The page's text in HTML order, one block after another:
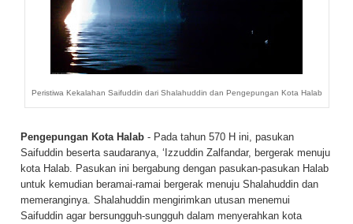
Peristiwa Kekalahan Saifuddin dari Shalahuddin dan Pengepungan Kota Halab
Pengepungan Kota Halab - Pada tahun 570 H ini, pasukan
Saifuddin beserta saudaranya, ‘Izzuddin Zalfandar, bergerak menuju
kota Halab. Pasukan ini bergabung dengan pasukan-pasukan Halab
untuk kemudian beramai-ramai bergerak menuju Shalahuddin dan
memeranginya. Shalahuddin mengirimkan utusan menemui
Saifuddin agar bersungguh-sungguh dalam menyerahkan kota